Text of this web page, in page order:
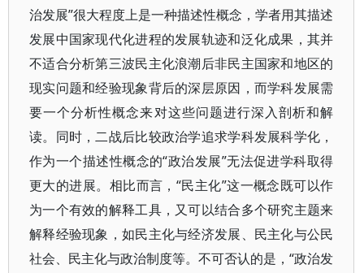
治发展”很大程度上是一种描述性概念，学者用其描述
发展中国家现代化进程的发展轨迹和泛化成果，其并
不适合分析第三波民主化浪潮后非民主国家和地区的
现实问题和经验现象背后的深层原因，而学科发展需
要一个分析性概念来对这些问题进行深入剖析和解
读。同时，二战后比较政治学追求学科发展科学化，
作为一个描述性概念的“政治发展”无法促进学科取得
更大的进展。相比而言，“民主化”这一概念既可以作
为一个有效的解释工具，又可以结合多个研究主题来
解释经验现象，如民主化与经济发展、民主化与公民
社会、民主化与政治制度等。不可否认的是，“政治发